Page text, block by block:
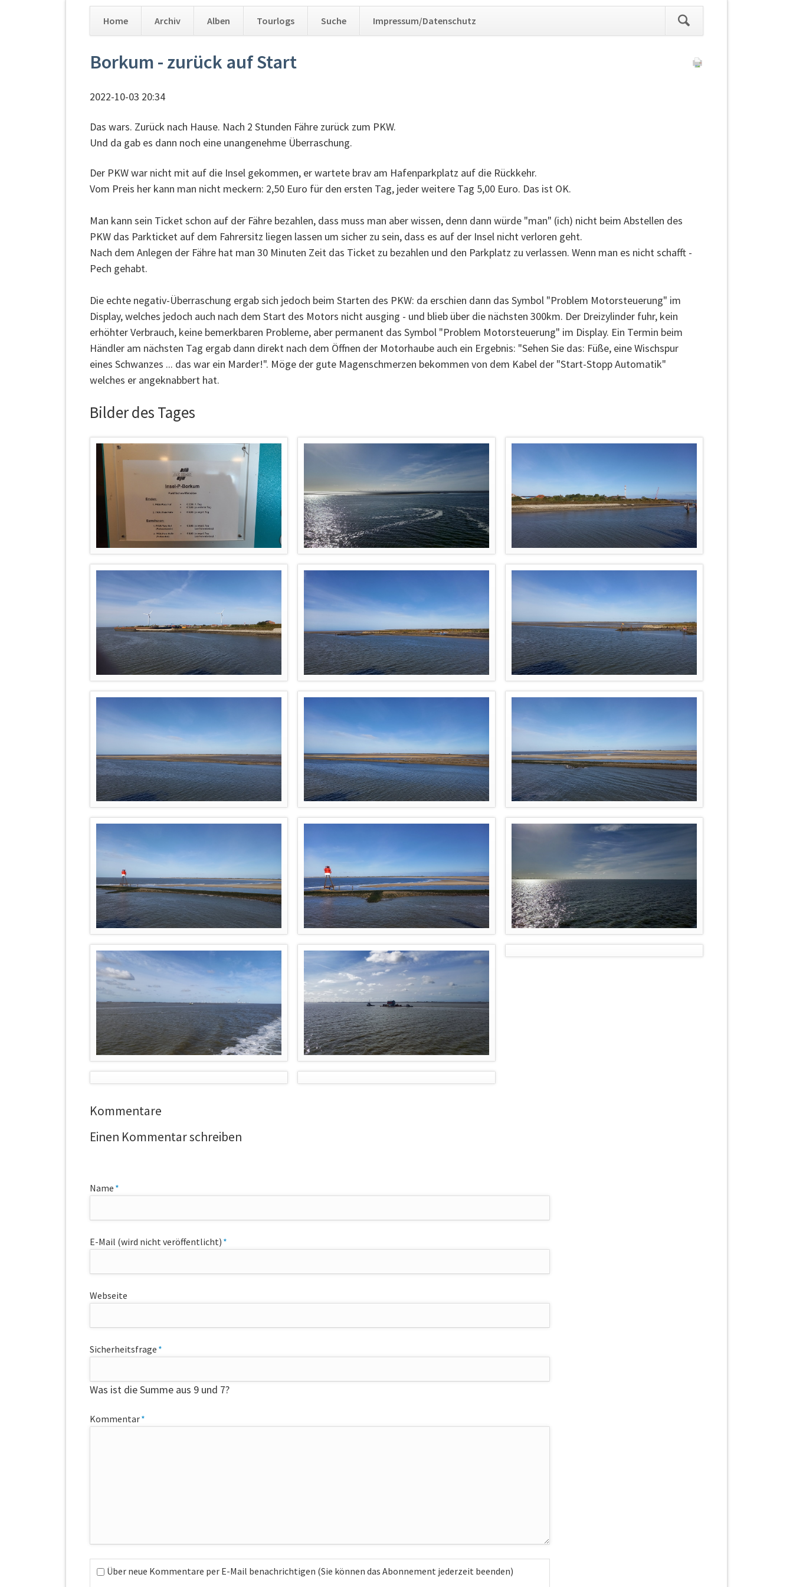
überspringen
Home Archiv Alben Tourlogs Suche Impressum/Datenschutz
überspringen
Borkum - zurück auf Start
2022-10-03 20:34
Das wars. Zurück nach Hause. Nach 2 Stunden Fähre zurück zum PKW.
Und da gab es dann noch eine unangenehme Überraschung.
Der PKW war nicht mit auf die Insel gekommen, er wartete brav am Hafenparkplatz auf die Rückkehr.
Vom Preis her kann man nicht meckern: 2,50 Euro für den ersten Tag, jeder weitere Tag 5,00 Euro. Das ist OK.
Man kann sein Ticket schon auf der Fähre bezahlen, dass muss man aber wissen, denn dann würde "man" (ich) nicht beim Abstellen des
PKW das Parkticket auf dem Fahrersitz liegen lassen um sicher zu sein, dass es auf der Insel nicht verloren geht.
Nach dem Anlegen der Fähre hat man 30 Minuten Zeit das Ticket zu bezahlen und den Parkplatz zu verlassen. Wenn man es nicht schafft -
Pech gehabt.
Die echte negativ-Überraschung ergab sich jedoch beim Starten des PKW: da erschien dann das Symbol "Problem Motorsteuerung" im
Display, welches jedoch auch nach dem Start des Motors nicht ausging - und blieb über die nächsten 300km. Der Dreizylinder fuhr, kein
erhöhter Verbrauch, keine bemerkbaren Probleme, aber permanent das Symbol "Problem Motorsteuerung" im Display. Ein Termin beim
Händler am nächsten Tag ergab dann direkt nach dem Öffnen der Motorhaube auch ein Ergebnis: "Sehen Sie das: Füße, eine Wischspur
eines Schwanzes ... das war ein Marder!". Möge der gute Magenschmerzen bekommen von dem Kabel der "Start-Stopp Automatik"
welches er angeknabbert hat.
Bilder des Tages
Kommentare
Einen Kommentar schreiben
Pflichtfeld
Name *
Pflichtfeld
E-Mail (wird nicht veröffentlicht) *
Webseite
Pflichtfeld
Sicherheitsfrage *
Was ist die Summe aus 9 und 7?
Pflichtfeld
Kommentar*
Über neue Kommentare per E-Mail benachrichtigen (Sie können das Abonnement jederzeit beenden)